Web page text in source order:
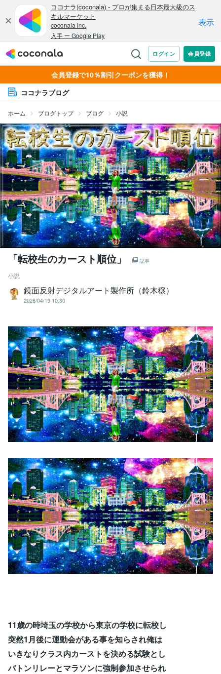
会員登録で10％割引クーポンを獲得！
ココナラブログ
ホーム ブログトップ ブログ 小説
「転校生のカースト順位」 記事
小説
鏡面反射デジタルアート製作所（鈴木穣）
2026/04/19 10:30
11歳の時埼玉の学校から東京の学校に転校し
突然1月後に運動会がある事を知らされ俺は
いきなりクラス内カーストを決める試験とし
バトンリレーとマラソンに強制参加させられ